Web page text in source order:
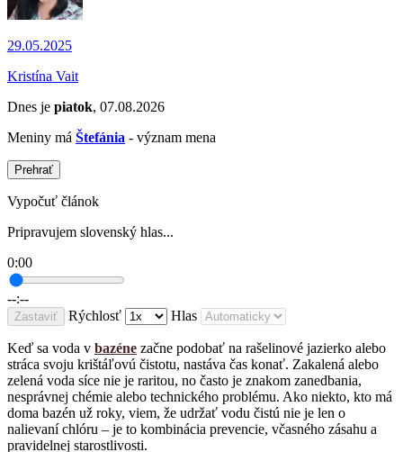
29.05.2025
Kristína Vait
Dnes je piatok, 07.08.2026
Meniny má Štefánia - význam mena
Prehrať
Vypočuť článok
Pripravujem slovenský hlas...
0:00
--:--
Zastaviť Rýchlosť Hlas
Keď sa voda v bazéne začne podobať na rašelinové jazierko alebo
stráca svoju krištáľovú čistotu, nastáva čas konať. Zakalená alebo
zelená voda síce nie je raritou, no často je znakom zanedbania,
nesprávnej chémie alebo technického problému. Ako niekto, kto má
doma bazén už roky, viem, že udržať vodu čistú nie je len o
nalievaní chlóru – je to kombinácia prevencie, včasného zásahu a
pravidelnej starostlivosti.